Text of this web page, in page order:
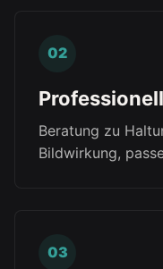
Beratung zu
Bildwirkung,